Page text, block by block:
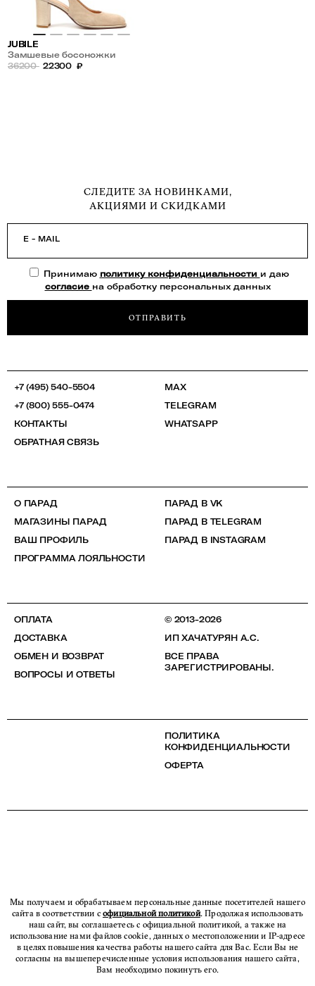
JUBILE
Замшевые босоножки
36200 22300 ₽
СЛЕДИТЕ ЗА НОВИНКАМИ,
АКЦИЯМИ И СКИДКАМИ
E - MAIL
Принимаю политику конфиденциальности и даю
согласие на обработку персональных данных
ОТПРАВИТЬ
+7 (495) 540-5504
+7 (800) 555-0474
КОНТАКТЫ
ОБРАТНАЯ СВЯЗЬ
MAX
TELEGRAM
WHATSAPP
О ПАРАД
МАГАЗИНЫ ПАРАД
ВАШ ПРОФИЛЬ
ПРОГРАММА ЛОЯЛЬНОСТИ
ПАРАД В VK
ПАРАД В TELEGRAM
ПАРАД В INSTAGRAM
ОПЛАТА
ДОСТАВКА
ОБМЕН И ВОЗВРАТ
ВОПРОСЫ И ОТВЕТЫ
© 2013-2026
ИП ХАЧАТУРЯН А.С.
ВСЕ ПРАВА
ЗАРЕГИСТРИРОВАНЫ.
ПОЛИТИКА
КОНФИДЕНЦИАЛЬНОСТИ
ОФЕРТА
Мы получаем и обрабатываем персональные данные посетителей нашего
сайта в соответствии софициальной политикой. Продолжая использовать
наш сайт, вы соглашаетесь с официальной политикой, а также на
использование нами файлов cookie, данных о местоположении и IP-адресе
в целях повышения качества работы нашего сайта для Вас. Если Вы не
согласны на вышеперечисленные условия использования нашего сайта,
Вам необходимо покинуть его.